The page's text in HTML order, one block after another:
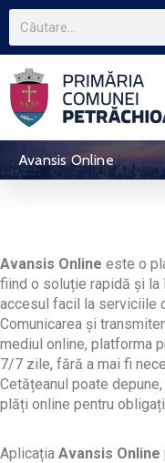
Avansis Online
Avansis Online este o
fiind o soluție rapidă și la
accesul facil la serviciile
Comunicarea și
mediul online, platforma
7/7 zile, fără a mai fi
Cetățeanul poate
plăți online pentru
Aplicația Avansis Online